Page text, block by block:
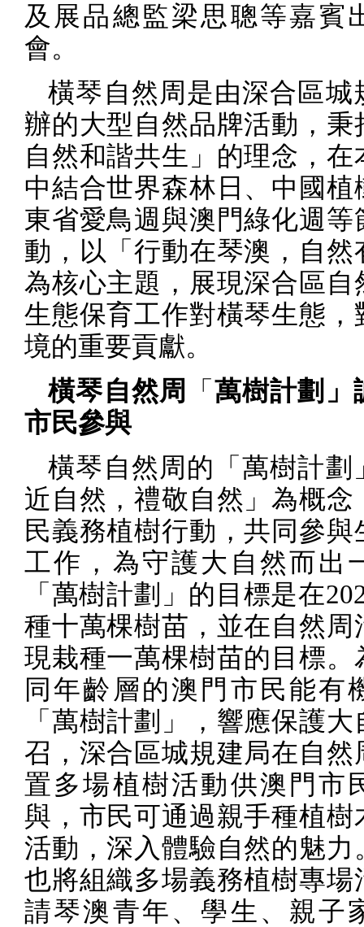
及展品總監梁思聰等嘉賓
會。
橫琴自然周是由深合區城
辦的大型自然品牌活動，秉
自然和諧共生」的理念，在
中結合世界森林日、中國植
東省愛鳥週與澳門綠化週等
動，以「行動在琴澳，自然
為核心主題，展現深合區自
生態保育工作對橫琴生態，
境的重要貢獻。
橫琴自然周
「萬樹計劃」
市民參與
橫琴自然周的「萬樹計劃
近自然，禮敬自然」為概念
民義務植樹行動，共同參與
工作，為守護大自然而出
「萬樹計劃」的目標是在
種十萬棵樹苗，並在自然周
現栽種一萬棵樹苗的目標。
同年齡層的澳門市民能有
「萬樹計劃」，響應保護
召，深合區城規建局在自然
置多場植樹活動供澳門市
與，市民可通過親手種植樹
活動，深入體驗自然的魅力
也將組織多場義務植樹專場
請琴澳青年、學生、親子